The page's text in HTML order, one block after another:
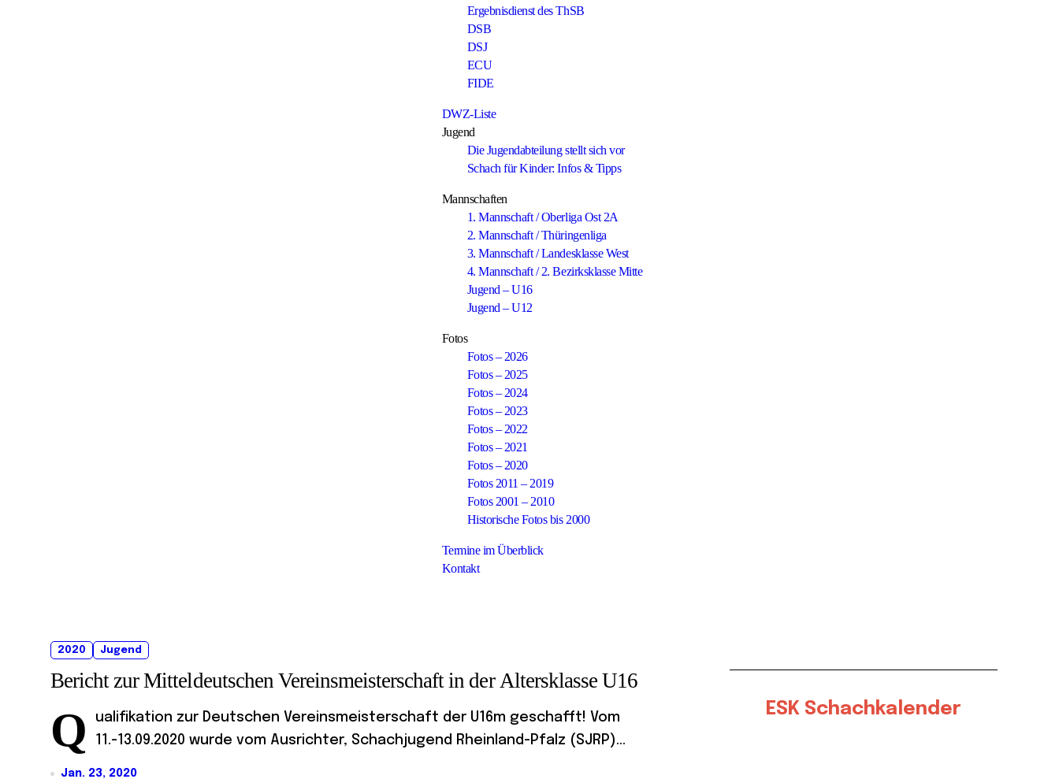
Ergebnisdienst des ThSB
DSB
DSJ
ECU
FIDE
DWZ-Liste
Jugend
Die Jugendabteilung stellt sich vor
Schach für Kinder: Infos & Tipps
Mannschaften
1. Mannschaft / Oberliga Ost 2A
2. Mannschaft / Thüringenliga
3. Mannschaft / Landesklasse West
4. Mannschaft / 2. Bezirksklasse Mitte
Jugend – U16
Jugend – U12
Fotos
Fotos – 2026
Fotos – 2025
Fotos – 2024
Fotos – 2023
Fotos – 2022
Fotos – 2021
Fotos – 2020
Fotos 2011 – 2019
Fotos 2001 – 2010
Historische Fotos bis 2000
Termine im Überblick
Kontakt
2020 Jugend
Bericht zur Mitteldeutschen Vereinsmeisterschaft in der Altersklasse U16
Q
ualifikation zur Deutschen Vereinsmeisterschaft der U16m geschafft! Vom
11.-13.09.2020 wurde vom Ausrichter, Schachjugend Rheinland-Pfalz (SJRP)...
Jan. 23, 2020
ESK Schachkalender